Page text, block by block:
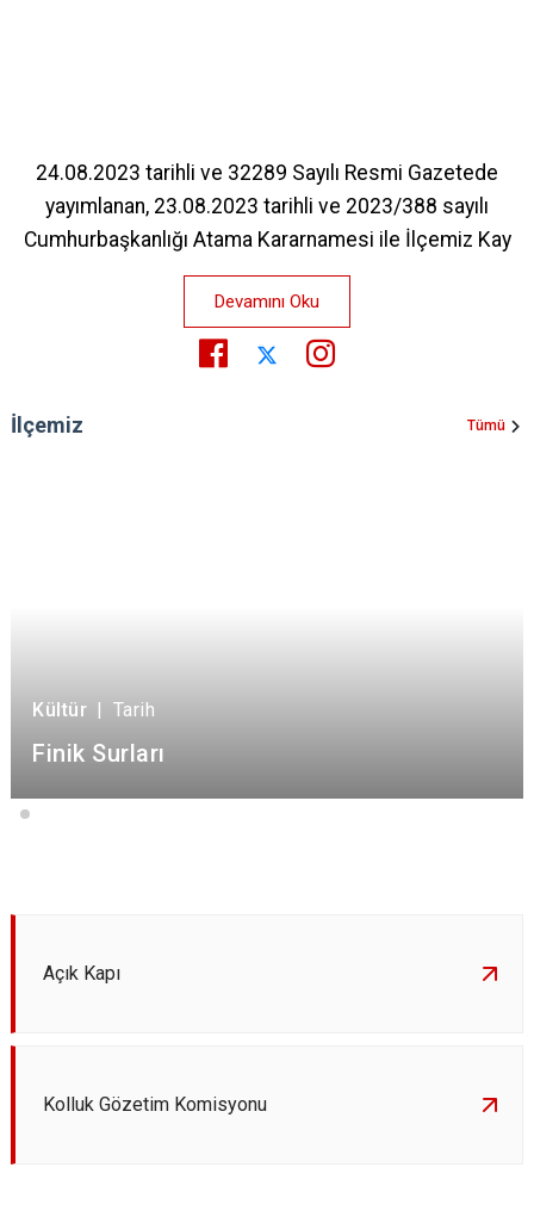
24.08.2023 tarihli ve 32289 Sayılı Resmi Gazetede
yayımlanan, 23.08.2023 tarihli ve 2023/388 sayılı
Cumhurbaşkanlığı Atama Kararnamesi ile İlçemiz Kay
Devamını Oku
İlçemiz Tümü
Kültür | Tarih
Finik Surları
Açık Kapı
Kolluk Gözetim Komisyonu